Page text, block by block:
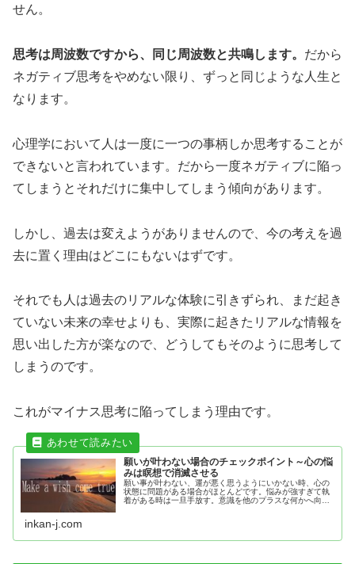
せん。
思考は周波数ですから、同じ周波数と共鳴します。 だから
ネガティブ思考をやめない限り、ずっと同じような人生と
なります。
心理学において人は一度に一つの事柄しか思考することが
できないと言われています。だから一度ネガティブに陥っ
てしまうとそれだけに集中してしまう傾向があります。
しかし、過去は変えようがありませんので、今の考えを過
去に置く理由はどこにもないはずです。
それでも人は過去のリアルな体験に引きずられ、まだ起き
ていない未来の幸せよりも、実際に起きたリアルな情報を
思い出した方が楽なので、どうしてもそのように思考して
しまうのです。
これがマイナス思考に陥ってしまう理由です。
願いが叶わない場合のチェックポイント～心の悩
みは瞑想で消滅させる
願い事が叶わない、運が悪く思うようにいかない時、心の
状態に問題がある場合がほとんどです。悩みが強すぎて執
着がある時は一旦手放す。意識を他のプラスな何かへ向け
inkan-j.com